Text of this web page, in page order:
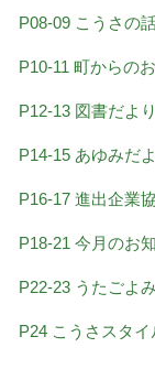
P08-09 こうさの
P10-11 町からの
P12-13 図書だよ
P14-15 あゆみだ
P16-17 進出企業
P18-21 今月のお
P22-23 うたごよ
P24 こうさスタ